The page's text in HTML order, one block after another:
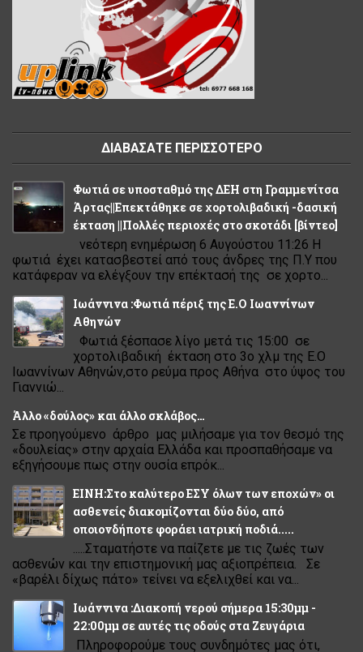
ΔΙΑΒΑΣΑΤΕ ΠΕΡΙΣΣΟΤΕΡΟ
Φωτιά σε υποσταθμό της ΔΕΗ στη Γραμμενίτσα
Άρτας||Επεκτάθηκε σε χορτολιβαδική -δασική
έκταση ||Πολλές περιοχές στο σκοτάδι [βίντεο]
νεότερη ενημέρωση 6 Αυγούστου 11:26 Η
φωτιά έχει κατασβεστεί από τους άνδρες της Π.Υ που
κατάφεραν να ελέγξουν την επέκτασή της σε χορτο...
Ιωάννινα :Φωτιά πέριξ της Ε.Ο Ιωαννίνων
Αθηνών
Φωτιά ξέσπασε λίγο μετά τις 15:00 σε
χορτολιβαδική έκταση στο 3ο χλμ της Ε.Ο
Ιωαννίνων Αθηνών,στο ρεύμα προς Αθήνα στο ύψος του
Γιαννιώ...
Άλλο «δούλος» και άλλο σκλάβος…
Σε προηγούμενο άρθρο μας μιλήσαμε για τον θεσμό της
«δουλείας» στην αρχαία Ελλάδα και προσπαθήσαμε να
εξηγήσουμε πως στην ουσία επρόκ...
ΕΙΝΗ:Στο καλύτερο ΕΣΥ όλων των εποχών» οι
ασθενείς διακομίζονται δύο δύο, από
οποιονδήποτε φοράει ιατρική ποδιά.....
.....Σταματήστε να παίζετε με τις ζωές των
ασθενών και την επιστημονική μας αξιοπρέπεια. Σε
«βαρέλι δίχως πάτο» τείνει να εξελιχθεί και να...
Ιωάννινα :Διακοπή νερού σήμερα 15:30μμ -
22:00μμ σε αυτές τις οδούς στα Ζευγάρια
Πληροφορούμε τους συνδημότες μας ότι,